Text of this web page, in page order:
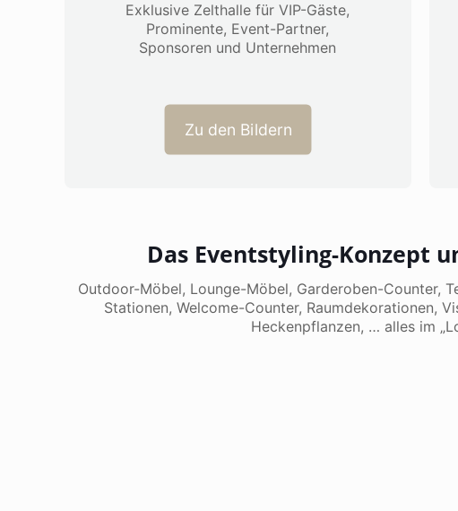
Exklusive Zelthalle für VIP-Gäste,
Prominente, Event-Partner,
Sponsoren und Unternehmen
Zu den Bildern
Das Eventstyling-Konzept
Outdoor-Möbel, Lounge-Möbel, Garderoben-Counter,
Stationen, Welcome-Counter, Raumdekorationen,
Heckenpflanzen, … alles im